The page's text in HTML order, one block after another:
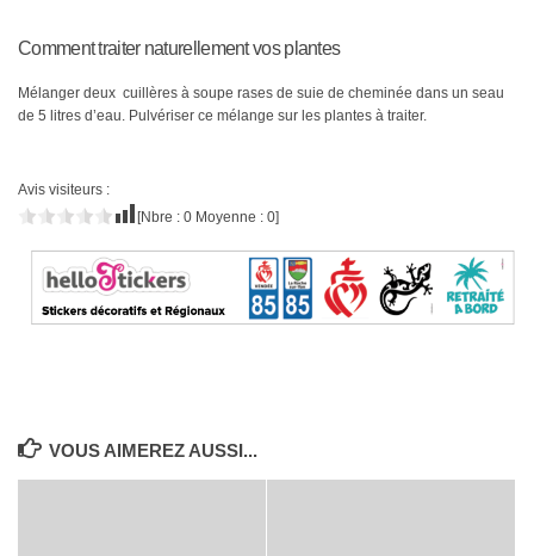
Comment traiter naturellement vos plantes
Mélanger deux cuillères à soupe rases de suie de cheminée dans un seau
de 5 litres d’eau. Pulvériser ce mélange sur les plantes à traiter.
Avis visiteurs :
[Nbre : 0 Moyenne : 0]
VOUS AIMEREZ AUSSI...